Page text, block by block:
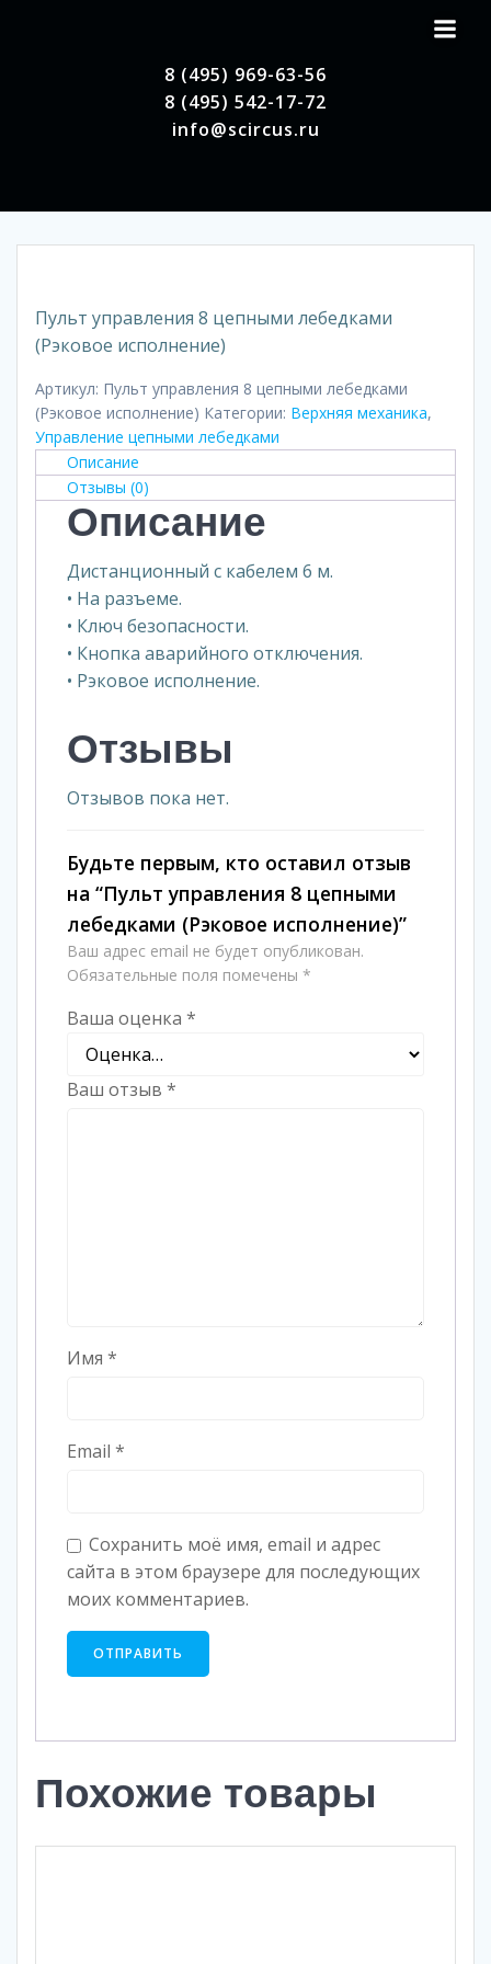
8 (495) 969-63-56
8 (495) 542-17-72
info@scircus.ru
Пульт управления 8 цепными лебедками
(Рэковое исполнение)
Артикул: Пульт управления 8 цепными лебедками
(Рэковое исполнение) Категории: Верхняя механика,
Управление цепными лебедками
Описание
Отзывы (0)
Описание
Дистанционный с кабелем 6 м.
• На разъеме.
• Ключ безопасности.
• Кнопка аварийного отключения.
• Рэковое исполнение.
Отзывы
Отзывов пока нет.
Будьте первым, кто оставил отзыв
на “Пульт управления 8 цепными
лебедками (Рэковое исполнение)”
Ваш адрес email не будет опубликован.
Обязательные поля помечены *
Ваша оценка *
Ваш отзыв *
Имя *
Email *
Сохранить моё имя, email и адрес
сайта в этом браузере для последующих
моих комментариев.
Похожие товары